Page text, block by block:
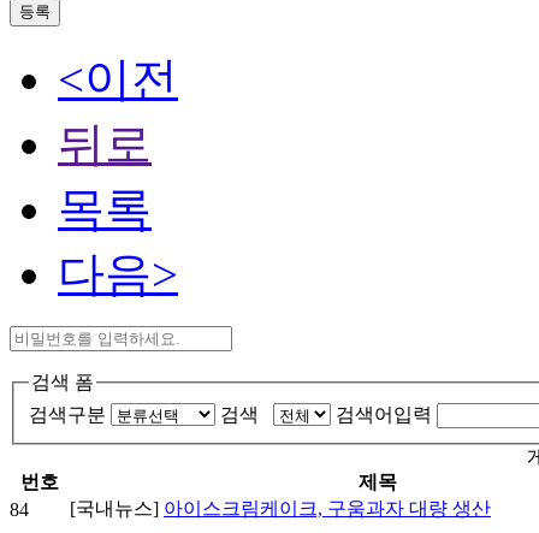
등록
<이전
뒤로
목록
다음>
검색 폼
검색구분
검색 검색어입력
번호
제목
84
[국내뉴스] 아이스크림케이크, 구움과자 대량 생산